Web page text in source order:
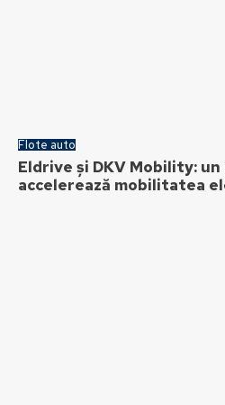
Flote auto
Eldrive și DKV Mobility:
accelerează mobilitatea